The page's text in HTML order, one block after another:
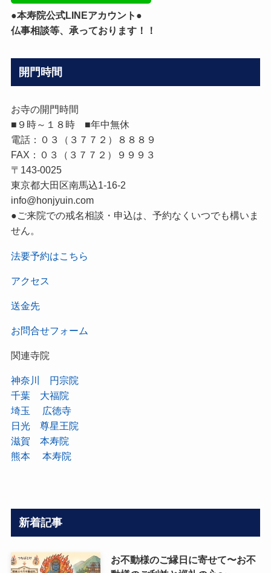
●本寿院公式LINEアカウント●
仏事相談等、承っております！！
開門時間
お寺の開門時間
■９時～１８時 ■年中無休
電話：０３（３７７２）８８８９
FAX：０３（３７７２）９９９３
〒143-0025
東京都大田区南馬込1-16-2
info@honjyuin.com
●ご来院での戒名相談・申込は、予約なくいつでも構いま
せん。
法要予約はこちら
アクセス
送金先
お問合せフォーム
関連寺院
神奈川 円宗院
千葉 大福院
埼玉 広徳寺
日光 尊星王院
滋賀 本寿院
熊本 本寿院
新着記事
お不動様のご縁日に寄せて〜お不